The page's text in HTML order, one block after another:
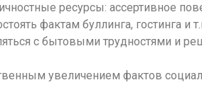
ресурсы: ассертивное
фактам буллинга, гостинга и
с бытовыми трудностями и
увеличением фактов